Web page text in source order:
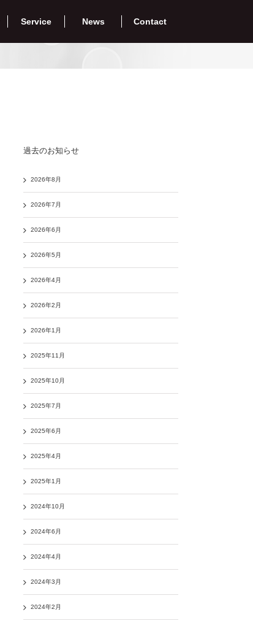
Service News Contact
過去のお知らせ
2026年8月
2026年7月
2026年6月
2026年5月
2026年4月
2026年2月
2026年1月
2025年11月
2025年10月
2025年7月
2025年6月
2025年4月
2025年1月
2024年10月
2024年6月
2024年4月
2024年3月
2024年2月